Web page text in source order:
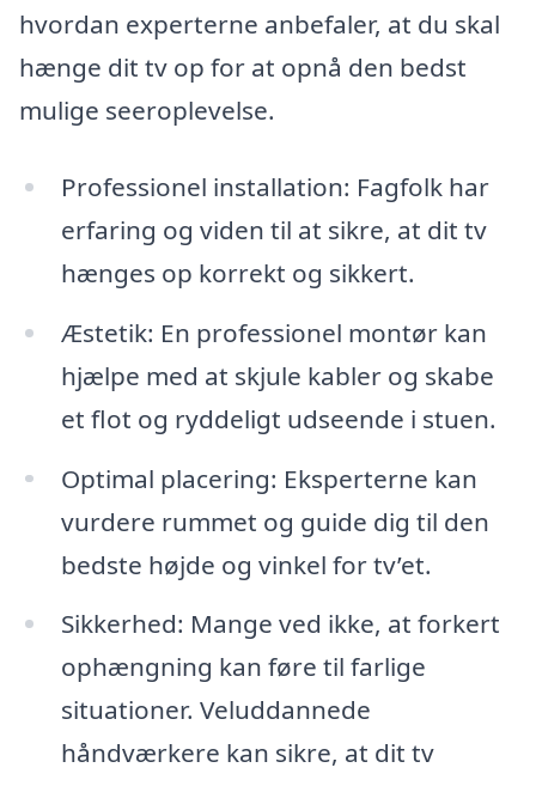
hvordan experterne anbefaler, at du skal
hænge dit tv op for at opnå den bedst
mulige seeroplevelse.
Professionel installation: Fagfolk har
erfaring og viden til at sikre, at dit tv
hænges op korrekt og sikkert.
Æstetik: En professionel montør kan
hjælpe med at skjule kabler og skabe
et flot og ryddeligt udseende i stuen.
Optimal placering: Eksperterne kan
vurdere rummet og guide dig til den
bedste højde og vinkel for tv’et.
Sikkerhed: Mange ved ikke, at forkert
ophængning kan føre til farlige
situationer. Veluddannede
håndværkere kan sikre, at dit tv